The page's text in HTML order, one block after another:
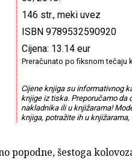
146 str., meki uvez
ISBN 9789532590920
Cijena: 13.14 eur
Preračunato po fiksnom tečaju
Cijene knjiga su informativnog
knjige iz tiska. Preporučamo da
nakladnika ili u knjižarama!
knjiga, potražite ih u
popodne, šestoga